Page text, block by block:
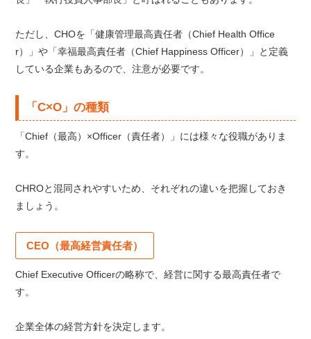
ただし、CHOを「健康管理最高責任者（Chief Health Office
r）」や「幸福最高責任者（Chief Happiness Officer）」と定義
している企業もあるので、注意が必要です。
「C×O」の種類
「Chief（最高）×Officer（責任者）」には様々な役職がありま
す。
CHROと混同されやすいため、それぞれの違いを把握しておき
ましょう。
CEO（最高経営責任者）
Chief Executive Officerの略称で、経営に関する最高責任者で
す。
企業全体の経営方針を決定します。